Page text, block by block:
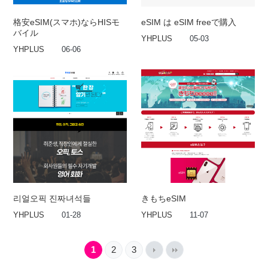
格安eSIM(スマホ)ならHISモ
バイル
YHPLUS 06-06
eSIM は eSIM freeで購入
YHPLUS 05-03
리얼오픽 진짜녀석들
YHPLUS 01-28
きもちeSIM
YHPLUS 11-07
1 2 3